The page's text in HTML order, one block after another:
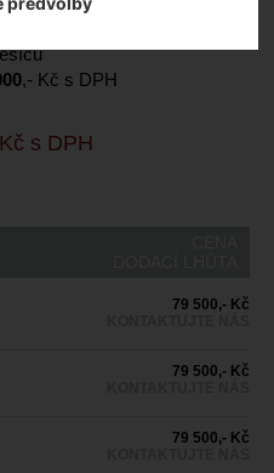
,- Kč s DPH
s DPH
79 500,- Kč
79 500,- Kč
79 500,- Kč